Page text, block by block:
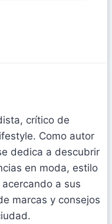
crítico de
Como autor
dedica a descubrir
en moda, estilo
a sus
marcas y consejos